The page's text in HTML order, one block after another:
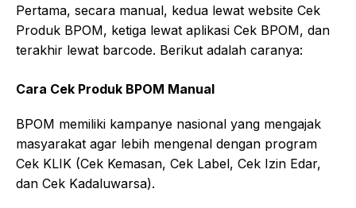
Pertama, secara manual, kedua lewat website Cek
Produk BPOM, ketiga lewat aplikasi Cek BPOM, dan
terakhir lewat barcode. Berikut adalah caranya:
Cara Cek Produk BPOM Manual
BPOM memiliki kampanye nasional yang mengajak
masyarakat agar lebih mengenal dengan program
Cek KLIK (Cek Kemasan, Cek Label, Cek Izin Edar,
dan Cek Kadaluwarsa).